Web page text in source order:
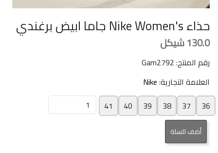
حذاء Nike Women's جاما ابيض برغندي
130.0شيكل
رقم المنتج: Gam2792
العلامة التجارية:Nike
36
37
38
39
40
41